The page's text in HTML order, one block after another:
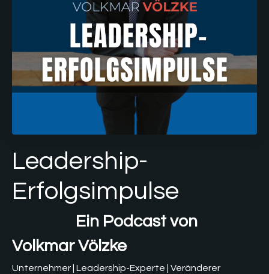
Leadership-
Erfolgsimpulse
Ein Podcast von
Volkmar Völzke
Unternehmer | Leadership-Experte | Veränderer